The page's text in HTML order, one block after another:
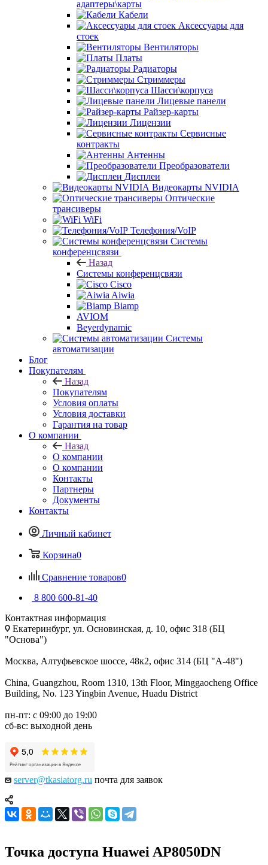
адаптеры\карты
Кабели
Аксессуары для
стоек
Вентиляторы
Платы
Радиаторы
Стриммеры
Шасси\корпуса
Лицевые панели
Райзер-карты
Лицензии
Сервисные
контракты
Антенны
Преобразователи
Дисплеи
Видеокарты NVIDIA
Оптические
трансиверы
WiFi
Телефония/VoIP
Системы
конференцсвязи
Назад
Системы конференцсвязи
Cisco
Aiwia
Biamp
AVIOM
Beyerdynamic
Системы
автоматизации
Блог
Покупателям
Назад
Покупателям
Условия оплаты
Условия доставки
Гарантия на товар
О компании
Назад
О компании
О компании
Контакты
Партнеры
Документы
Контакты
Личный кабинет
Корзина0
Сравнение товаров0
8 800 600-81-40
Контактная информация
Екатеринбург, ул. Основинская, д. 10, офис 318 (БЦ
"Основа")
Москва, Алтуфьевское шоссе, 48к2, офис 314 (БЦ "А-48")
China, Guangzhou, Room 1310, 13th Floor, Minggaocheng Office
Building, No. 123 Yingbin Avenue, Huadu District
пн-пт: с 09:00 до 19:00
сб-вс: выходной день
server@tkasiatorg.ru почта для заявок
Точка доступа Huawei AP8050DN